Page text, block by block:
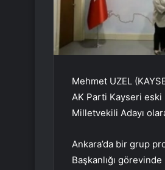
Mehmet UZEL
AK Parti Kayseri eski
Milletvekili Adayı
Ankara’da bir grup
Başkanlığı